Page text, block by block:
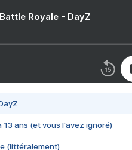
Royale - DayZ
13 ans (et vous l'avez ignoré)
(littéralement)